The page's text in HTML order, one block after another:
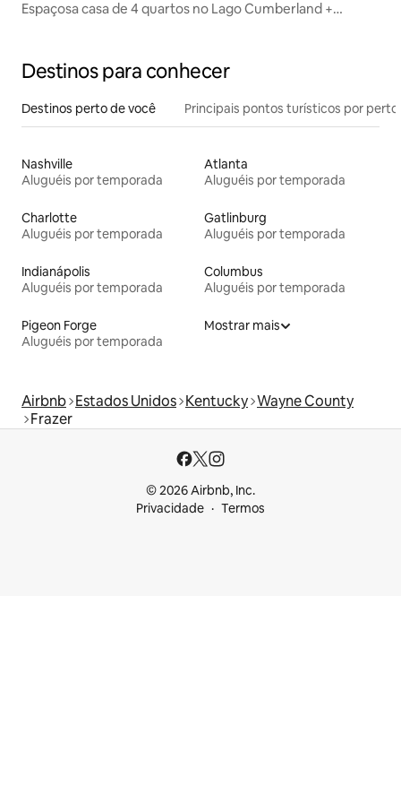
Espaçosa casa de 4 quartos no Lago Cumberland +
Destinos para conhecer
Destinos perto de você Principais pontos turísticos por perto
Nashville
Aluguéis por temporada
Atlanta
Aluguéis por temporada
Charlotte
Aluguéis por temporada
Gatlinburg
Aluguéis por temporada
Indianápolis
Aluguéis por temporada
Columbus
Aluguéis por temporada
Pigeon Forge
Aluguéis por temporada
Mostrar mais
Airbnb Estados Unidos Kentucky Wayne County
Frazer
© 2026 Airbnb, Inc.
Privacidade
Termos